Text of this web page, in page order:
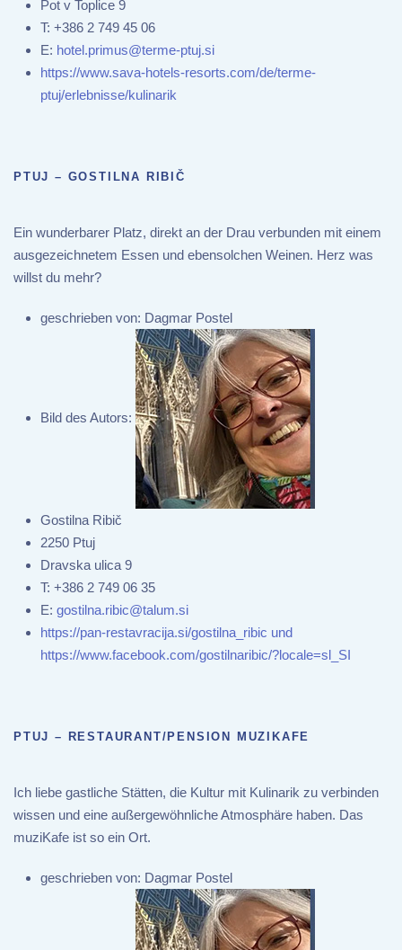
Pot v Toplice 9
T: +386 2 749 45 06
E: hotel.primus@terme-ptuj.si
https://www.sava-hotels-resorts.com/de/terme-
ptuj/erlebnisse/kulinarik
PTUJ – GOSTILNA RIBIČ
Ein wunderbarer Platz, direkt an der Drau verbunden mit einem
ausgezeichnetem Essen und ebensolchen Weinen. Herz was
willst du mehr?
geschrieben von: Dagmar Postel
Bild des Autors:
Gostilna Ribič
2250 Ptuj
Dravska ulica 9
T: +386 2 749 06 35
E: gostilna.ribic@talum.si
https://pan-restavracija.si/gostilna_ribic und
https://www.facebook.com/gostilnaribic/?locale=sl_SI
PTUJ – RESTAURANT/PENSION MUZIKAFE
Ich liebe gastliche Stätten, die Kultur mit Kulinarik zu verbinden
wissen und eine außergewöhnliche Atmosphäre haben. Das
muziKafe ist so ein Ort.
geschrieben von: Dagmar Postel